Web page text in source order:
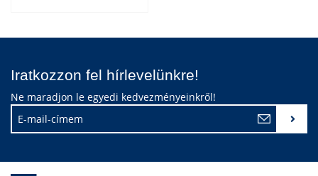
Iratkozzon fel hírlevelünkre!
Ne maradjon le egyedi kedvezményeinkről!